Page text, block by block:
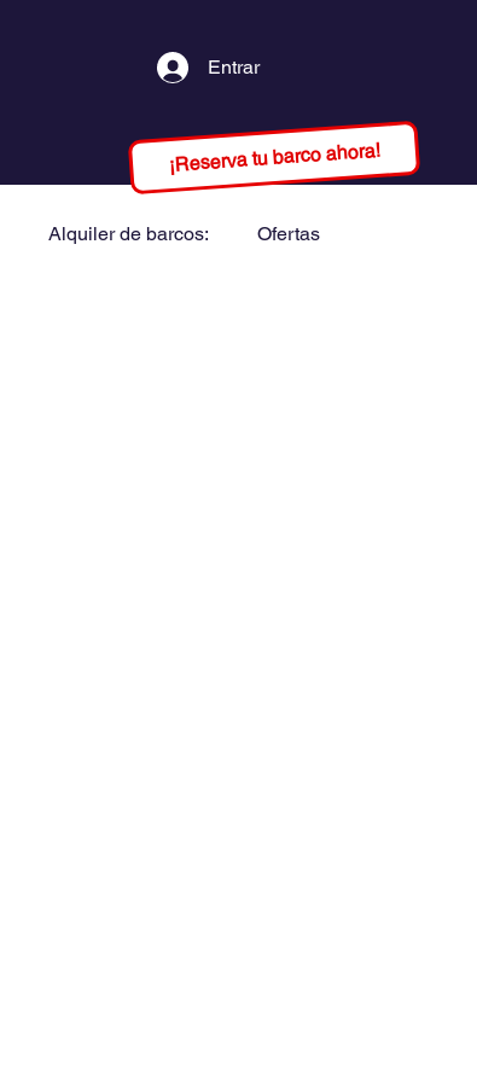
Entrar
¡Reserva tu barco ahora!
Alquiler de barcos: Ofertas